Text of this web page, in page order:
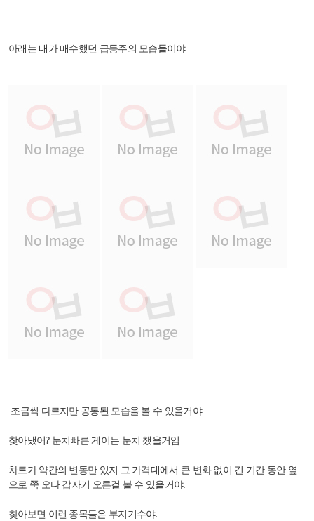
아래는 내가 매수했던 급등주의 모습들이야
조금씩 다르지만 공통된 모습을 볼 수 있을거야
찾아냈어? 눈치빠른 게이는 눈치 챘을거임
차트가 약간의 변동만 있지 그 가격대에서 큰 변화 없이 긴 기간 동안 옆
으로 쭉 오다 갑자기 오른걸 볼 수 있을거야.
찾아보면 이런 종목들은 부지기수야.